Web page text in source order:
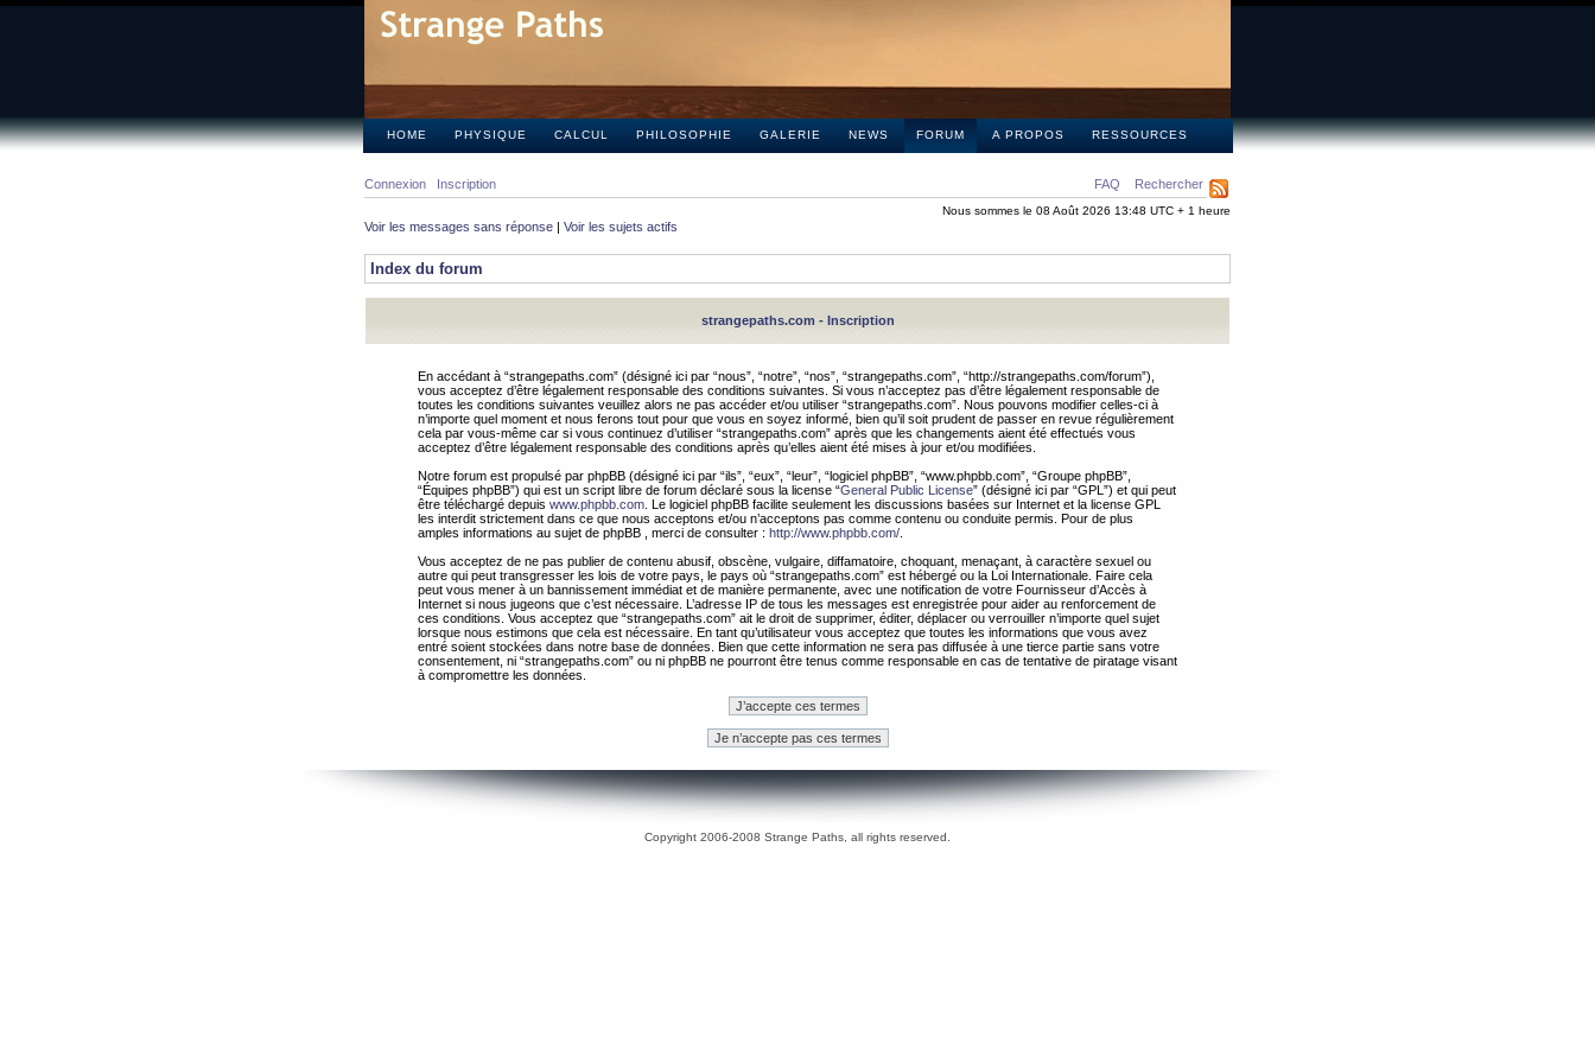
HOME PHYSIQUE CALCUL PHILOSOPHIE GALERIE NEWS FORUM A PROPOS RESSOURCES
FAQ Rechercher
Connexion Inscription
Nous sommes le 08 Août 2026 13:48 UTC + 1 heure
Voir les messages sans réponse | Voir les sujets actifs
Index du forum
strangepaths.com - Inscription
En accédant à “strangepaths.com” (désigné ici par “nous”, “notre”, “nos”, “strangepaths.com”, “http://strangepaths.com/forum”),
vous acceptez d’être légalement responsable des conditions suivantes. Si vous n’acceptez pas d’être légalement responsable de
toutes les conditions suivantes veuillez alors ne pas accéder et/ou utiliser “strangepaths.com”. Nous pouvons modifier celles-ci à
n’importe quel moment et nous ferons tout pour que vous en soyez informé, bien qu’il soit prudent de passer en revue régulièrement
cela par vous-même car si vous continuez d’utiliser “strangepaths.com” après que les changements aient été effectués vous
acceptez d’être légalement responsable des conditions après qu’elles aient été mises à jour et/ou modifiées.
Notre forum est propulsé par phpBB (désigné ici par “ils”, “eux”, “leur”, “logiciel phpBB”, “www.phpbb.com”, “Groupe phpBB”,
“Équipes phpBB”) qui est un script libre de forum déclaré sous la license “General Public License” (désigné ici par “GPL”) et qui peut
être téléchargé depuis www.phpbb.com . Le logiciel phpBB facilite seulement les discussions basées sur Internet et la license GPL
les interdit strictement dans ce que nous acceptons et/ou n’acceptons pas comme contenu ou conduite permis. Pour de plus
amples informations au sujet de phpBB , merci de consulter : http://www.phpbb.com/
Vous acceptez de ne pas publier de contenu abusif, obscène, vulgaire, diffamatoire, choquant, menaçant, à caractère sexuel ou
autre qui peut transgresser les lois de votre pays, le pays où “strangepaths.com” est hébergé ou la Loi Internationale. Faire cela
peut vous mener à un bannissement immédiat et de manière permanente, avec une notification de votre Fournisseur d’Accès à
Internet si nous jugeons que c’est nécessaire. L’adresse IP de tous les messages est enregistrée pour aider au renforcement de
ces conditions. Vous acceptez que “strangepaths.com” ait le droit de supprimer, éditer, déplacer ou verrouiller n’importe quel sujet
lorsque nous estimons que cela est nécessaire. En tant qu’utilisateur vous acceptez que toutes les informations que vous avez
entré soient stockées dans notre base de données. Bien que cette information ne sera pas diffusée à une tierce partie sans votre
consentement, ni “strangepaths.com” ou ni phpBB ne pourront être tenus comme responsable en cas de tentative de piratage visant
à compromettre les données.
Copyright 2006-2008 Strange Paths, all rights reserved.